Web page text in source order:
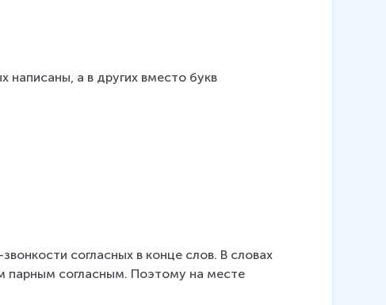
написаны, а в других вместо букв
согласных в конце слов. В словах
парным согласным. Поэтому на месте